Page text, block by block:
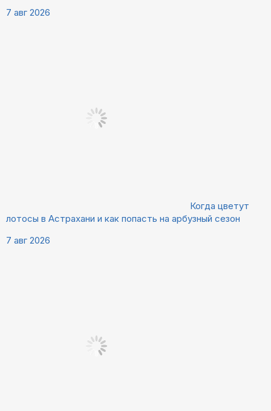
7 авг 2026
Когда цветут
лотосы в Астрахани и как попасть на арбузный сезон
7 авг 2026